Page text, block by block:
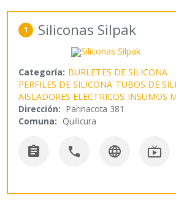
1 Siliconas Silpak
Categoría: BURLETES DE SILICONA
PERFILES DE SILICONA TUBOS DE
AISLADORES ELECTRICOS INSUMOS
Dirección: Parinacota 381
Comuna: Quilicura
   